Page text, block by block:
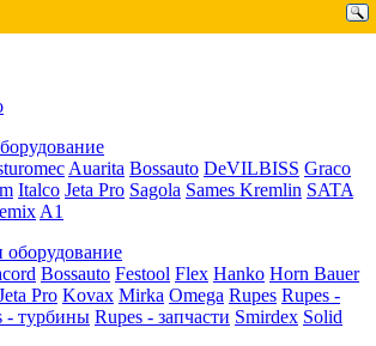
Auarita Bossauto DeVILBISS Graco
Italco Jeta Pro Sagola Sames Kremlin SATA
A1
Bossauto Festool Flex Hanko Horn Bauer
Pro Kovax Mirka Omega Rupes Rupes -
- турбины Rupes - запчасти Smirdex Solid